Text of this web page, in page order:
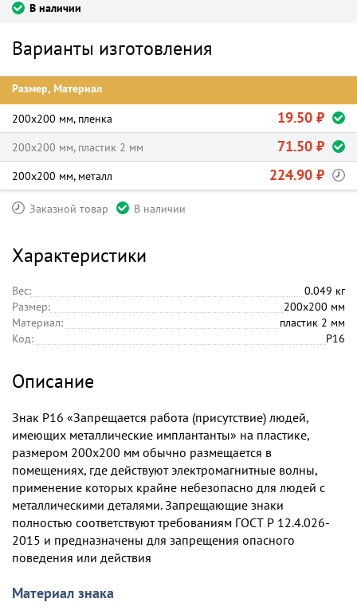
В наличии
Варианты изготовления
Размер, Материал
200х200 мм, пленка 19.50 ₽
200х200 мм, пластик 2 мм 71.50 ₽
200х200 мм, металл 224.90 ₽
Заказной товар В наличии
Характеристики
Вес:
0.049 кг
Размер:
200х200 мм
Материал:
пластик 2 мм
Код:
P16
Описание
Знак P16 «Запрещается работа (присутствие) людей,
имеющих металлические имплантанты» на пластике,
размером 200х200 мм обычно размещается в
помещениях, где действуют электромагнитные волны,
применение которых крайне небезопасно для людей с
металлическими деталями. Запрещающие знаки
полностью соответствуют требованиям ГОСТ Р 12.4.026-
2015 и предназначены для запрещения опасного
поведения или действия
Материал знака